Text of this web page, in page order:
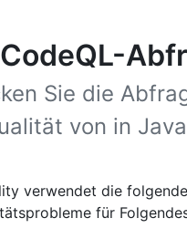
Sie die
von in
verwendet die
für